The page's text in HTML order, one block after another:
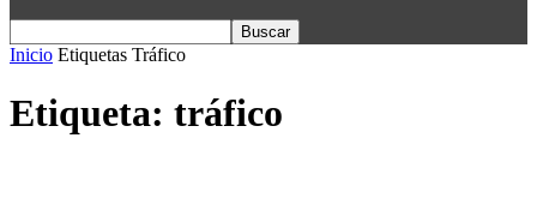
Inicio Etiquetas Tráfico
Etiqueta: tráfico